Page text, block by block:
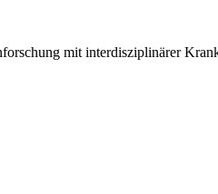
mit interdisziplinärer